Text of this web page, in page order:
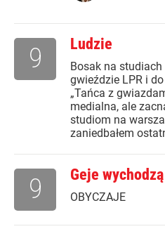
Ludzie
Bosak na
gwieździe LPR i
„Tańca z
medialna, ale
studiom na
zaniedbałem
9
Geje
OBYCZAJE
9